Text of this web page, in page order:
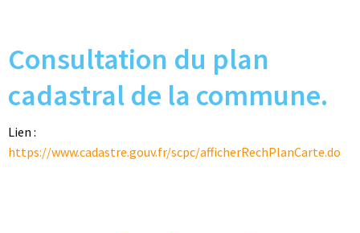
Consultation du plan
cadastral de la commune.
Lien :
https://www.cadastre.gouv.fr/scpc/afficherRechPlanCarte.do